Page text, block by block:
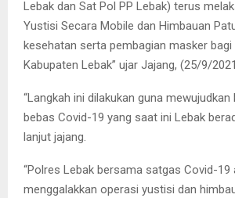
Lebak dan Sat Pol PP Lebak) terus
Yustisi Secara Mobile dan Himbauan
kesehatan serta pembagian masker
Kabupaten Lebak” ujar Jajang, (25/9/
“Langkah ini dilakukan guna
bebas Covid-19 yang saat ini Lebak
lanjut jajang.
“Polres Lebak bersama satgas Covid-19
menggalakkan operasi yustisi dan